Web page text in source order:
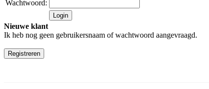
Wachtwoord:
Nieuwe klant
Ik heb nog geen gebruikersnaam of wachtwoord aangevraagd.